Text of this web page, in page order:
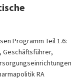
Programm Teil 1.6:
Geschäftsführer,
RA